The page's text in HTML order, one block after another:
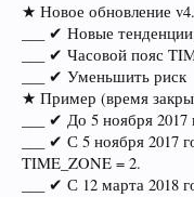
★ Новое обновление
___ ✔ Новые
___ ✔ Часовой пояс
___ ✔ Уменьшить риск
★ Пример (время
___ ✔ До 5 ноября
___ ✔ С 5 ноября 2017
TIME_ZONE = 2.
___ ✔ С 12 марта 2018